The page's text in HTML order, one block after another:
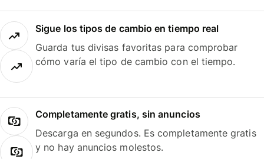
Sigue los tipos de cambio en tiempo real
Guarda tus divisas favoritas para comprobar
cómo varía el tipo de cambio con el tiempo.
Completamente gratis, sin anuncios
Descarga en segundos. Es completamente gratis
y no hay anuncios molestos.